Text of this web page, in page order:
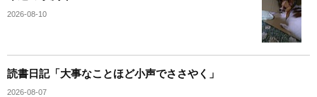
2026-08-10
読書日記「大事なことほど小声でささやく」
2026-08-07